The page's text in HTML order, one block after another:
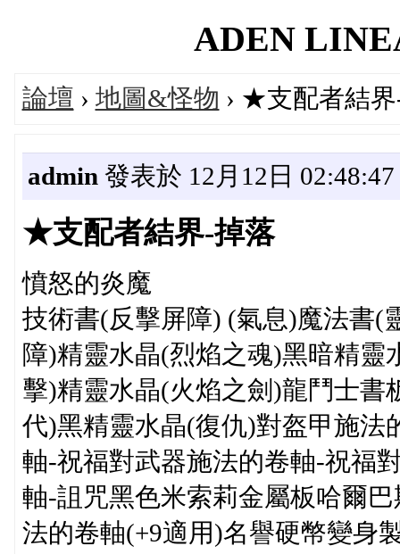
ADEN
論壇 › 地圖&怪物 › ★支配者結
admin 發表於 12月12日 02:48:47
★支配者結界-掉落
憤怒的炎魔
技術書(反擊屏障) (氣息)魔法書(
障)精靈水晶(烈焰之魂)黑暗精
擊)精靈水晶(火焰之劍)龍鬥士書
代)黑精靈水晶(復仇)對盔甲施法
軸-祝福對武器施法的卷軸-祝福
軸-詛咒黑色米索莉金屬板哈爾
法的卷軸(+9適用)名譽硬幣變身